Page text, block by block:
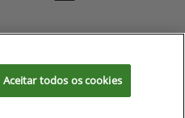
Recusar
Aceitar todos os cookies